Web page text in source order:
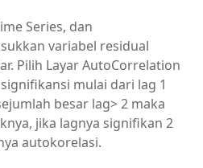
Series, dan
variabel residual
Pilih Layar AutoCorrelation
mulai dari lag 1
besar lag> 2 maka
jika lagnya signifikan 2
autokorelasi.